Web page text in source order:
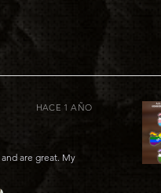
HACE 1 AÑO
are great. My